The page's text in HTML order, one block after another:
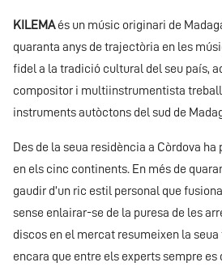
KILEMAés un músic originari de
quaranta anys de trajectòria en les
fidel a la tradició cultural del seu país,
compositor i multiinstrumentista
instruments autòctons del sud de
Des de la seua residència a Còrdova
en els cinc continents. En més de
gaudir d’un ric estil personal que
sense enlairar-se de la puresa de les
discos en el mercat resumeixen la
encara que entre els experts sempre